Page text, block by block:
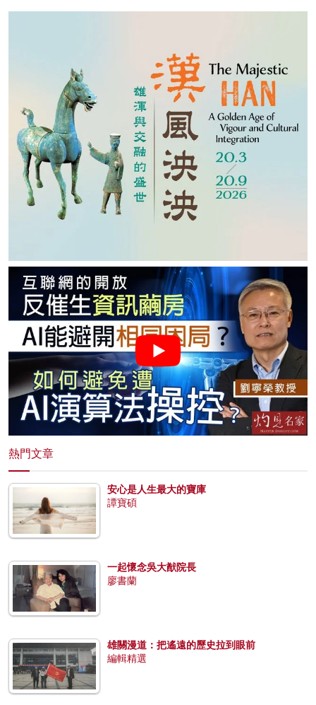
熱門文章
安心是人生最大的寶庫
譚寶碩
一起懷念吳大猷院長
廖書蘭
雄關漫道：把遙遠的歷史拉到眼前
編輯精選